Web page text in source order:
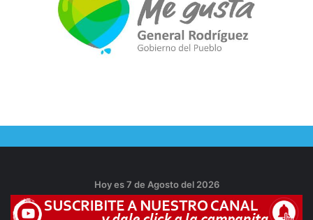
Hoy es 7 de Agosto del 2026